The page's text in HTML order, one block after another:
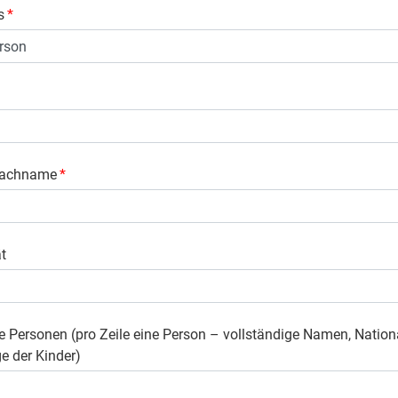
*
*
Personen (pro Zeile eine Person – vollständige Namen,
der Kinder)